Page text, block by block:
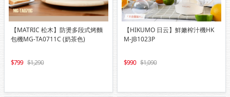
【MATRIC 松木】防燙多段式烤麵
包機MG-TA0711C (奶茶色)
799 1,290
【HIKUMO 日云】鮮嫩榨汁機HK
M-JB1023P
990 1,090